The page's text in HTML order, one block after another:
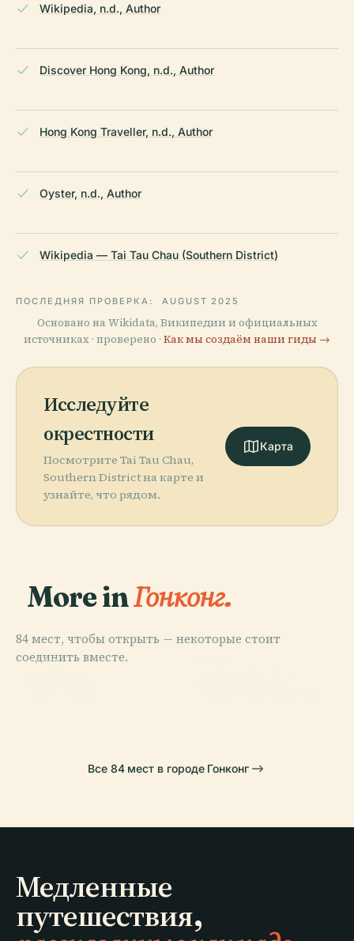
Wikipedia, n.d., Author
Discover Hong Kong, n.d., Author
Hong Kong Traveller, n.d., Author
Oyster, n.d., Author
Wikipedia — Tai Tau Chau (Southern District)
ПОСЛЕДНЯЯ ПРОВЕРКА: AUGUST 2025
Основано на Wikidata, Википедии и официальных
источниках · проверено · Как мы создаём наши гиды →
Исследуйте
окрестности
Посмотрите Tai Tau Chau,
Southern District на карте и
узнайте, что рядом.
Карта
More inГонконг.
84 мест, чтобы открыть — некоторые стоит
соединить вместе.
PLACE
Все 84 мест в городе Гонконг
Медленные
путешествия,